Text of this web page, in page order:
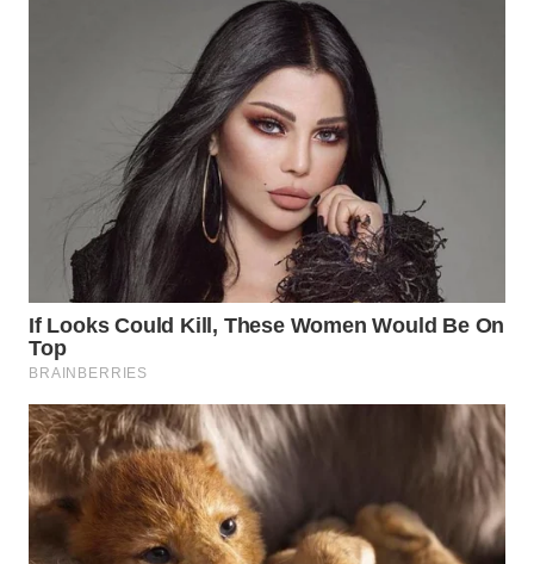
LAWAS
WN
SUMEDANG
WN
CIANJUR
WN
KEPULAUAN
SERIBU
WN